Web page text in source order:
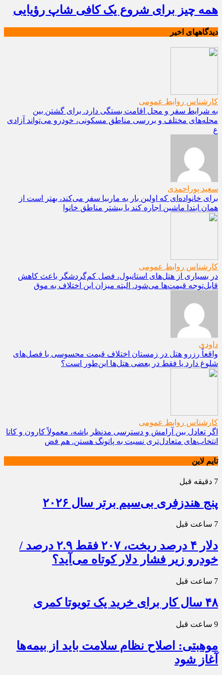
همه چیز برای شروع یک کافی شاپ رؤیایی
دیدگاههای اخیر
کارشناس روابط عمومی
به شرایط سفر و محل اقامت بستگی دارد. برای گشتن بین
محله‌های مختلف و بررسی مناطق مسکونی، خودرو می‌تواند آزادی
ع
سعید پوراحمدی
برای خانواده‌ای که اولین بار به ماربیا سفر می‌کند، بهتر است از
همان ابتدا ماشین اجاره کند یا بیشتر مناطق خانوا
کارشناس روابط عمومی
در بسیاری از هتل‌های استانبول، فصل کم‌گردشگر باعث کاهش
قابل‌توجه قیمت‌ها می‌شود. البته میزان این اختلاف به موق
داودی
واقعاً رزرو هتل در زمستان اختلاف قیمت محسوسی با فصل‌های
شلوغ دارد یا فقط در بعضی هتل‌ها این‌طور است؟
کارشناس روابط عمومی
اگر تعادل بین آرامش و دسترسی مدنظر باشه، معمولاً کارون و کاتا
انتخاب‌های متعادل‌تری نسبت به پاتونگ هستن. هم فض
تایم لاین
7 دقیقه قبل
پنج هندزفری بی‌سیم برتر سال ۲۰۲۶
7 ساعت قبل
دلار ۴ درصد ریخت، ۲۰۷ فقط ۲.۹ درصد /
خودرو زیر فشار دلار کوتاه می‌آید؟
7 ساعت قبل
۴۸ سال کار برای خرید یک تویوتا کمری
9 ساعت قبل
موهبتی: اصلاح نظام سلامت باید از بیمه‌ها
آغاز شود